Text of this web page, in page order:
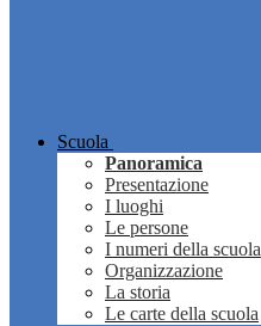
Scuola
Panoramica
Presentazione
I luoghi
Le persone
I numeri della scuola
Organizzazione
La storia
Le carte della scuola